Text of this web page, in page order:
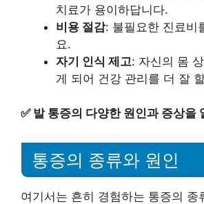
치료가 용이하답니다.
비용 절감: 불필요한 진료비
요.
자기 인식 제고: 자신의 몸
게 되어 건강 관리를 더 잘
✅ 발 통증의 다양한 원인과 증상을
통증의 종류와 원인
여기서는 흔히 경험하는 통증의 종